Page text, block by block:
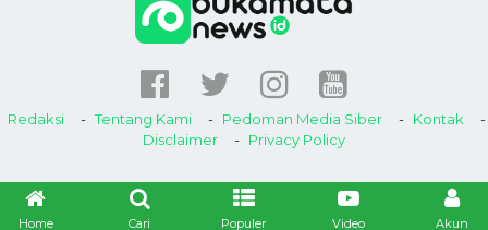
Home Cari Populer Video Akun
Redaksi Tentang Kami Pedoman Media Siber
Kontak
Disclaimer
Privacy Policy